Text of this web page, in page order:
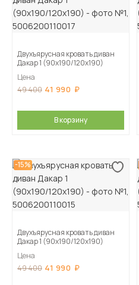
Двухъярусная кровать диван
Дакар 1 (90х190/120х190)
Цена
49 400 41 990
В корзину
-15%
Двухъярусная кровать диван
Дакар 1 (90х190/120х190)
Цена
49 400 41 990